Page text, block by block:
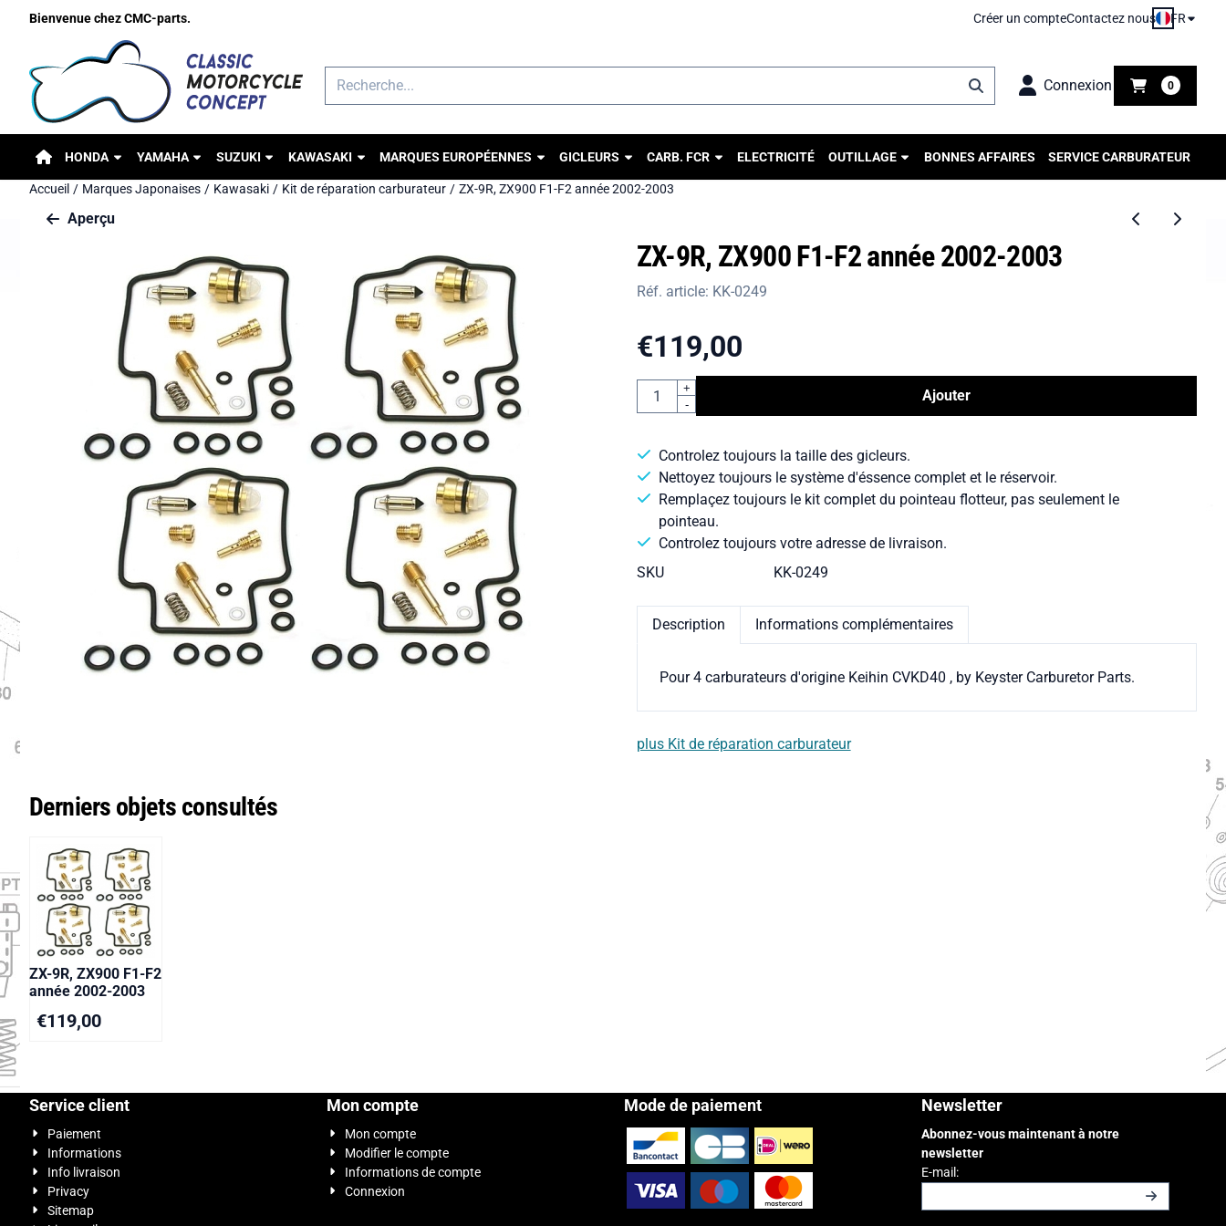
Préférences de cookies disponibles. Choisissez les paramètres ou autorisez tous les cookies.
Bienvenue chez CMC-parts. Créer un compteContactez nous FR
Rechercher
Connexion 0
HONDA YAMAHA SUZUKI KAWASAKI MARQUES EUROPÉENNES GICLEURS CARB. FCR ELECTRICITÉ OUTILLAGE BONNES AFFAIRES SERVICE CARBURATEUR
Accueil / Marques Japonaises / Kawasaki / Kit de réparation carburateur / ZX-9R, ZX900 F1-F2 année 2002-2003
Aperçu
ZX-9R, ZX900 F1-F2 année 2002-2003
Réf. article: KK-0249
€119,00
Quantité
+
-
Ajouter
Controlez toujours la taille des gicleurs.
Nettoyez toujours le système d'éssence complet et le réservoir.
Remplaçez toujours le kit complet du pointeau flotteur, pas seulement le
pointeau.
Controlez toujours votre adresse de livraison.
SKU
KK-0249
Description Informations complémentaires
Pour 4 carburateurs d'origine Keihin CVKD40 , by Keyster Carburetor Parts.
plus Kit de réparation carburateur
Derniers objets consultés
ZX-9R, ZX900 F1-F2
année 2002-2003
€119,00
Service client
Paiement
Informations
Info livraison
Privacy
Sitemap
Mon compte
Mon compte
Modifier le compte
Informations de compte
Connexion
Mode de paiement Newsletter
Abonnez-vous maintenant à notre
newsletter
E-mail:Saisissez votre adresse e-mail pour la